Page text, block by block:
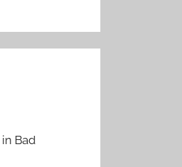
in Bad